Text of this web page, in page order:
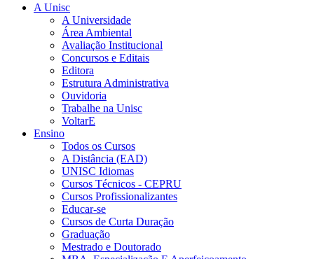
A Unisc
A Universidade
Área Ambiental
Avaliação Institucional
Concursos e Editais
Editora
Estrutura Administrativa
Ouvidoria
Trabalhe na Unisc
VoltarE
Ensino
Todos os Cursos
A Distância (EAD)
UNISC Idiomas
Cursos Técnicos - CEPRU
Cursos Profissionalizantes
Educar-se
Cursos de Curta Duração
Graduação
Mestrado e Doutorado